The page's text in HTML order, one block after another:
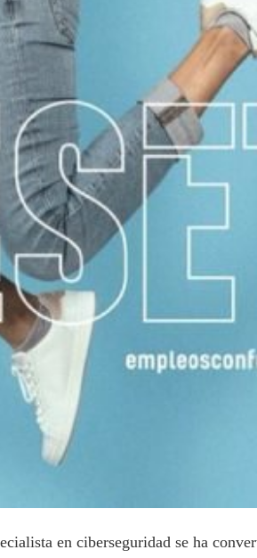
en ciberseguridad se ha